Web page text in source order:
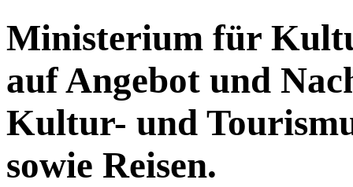
Ministerium für
auf Angebot und
Kultur- und
sowie Reisen.